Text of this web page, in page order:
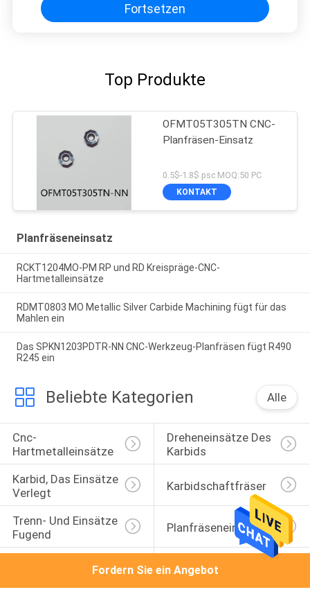
Fortsetzen
Top Produkte
OFMT05T305TN CNC-
Planfräsen-Einsatz
0.5$-1.8$ psc MOQ:50 PC
KONTAKT
Planfräseneinsatz
RCKT1204MO-PM RP und RD Kreispräge-CNC-
Hartmetalleinsätze
RDMT0803 MO Metallic Silver Carbide Machining fügt für das
Mahlen ein
Das SPKN1203PDTR-NN CNC-Werkzeug-Planfräsen fügt R490
R245 ein
Beliebte Kategorien Alle
Cnc-
Hartmetalleinsätze
Dreheneinsätze Des
Karbids
Karbid, Das Einsätze
Verlegt
Karbidschaftfräser
Trenn- Und Einsätze
Fugend
Planfräseneinsatz
Prägeeinsätze
Fordern Sie ein Angebot